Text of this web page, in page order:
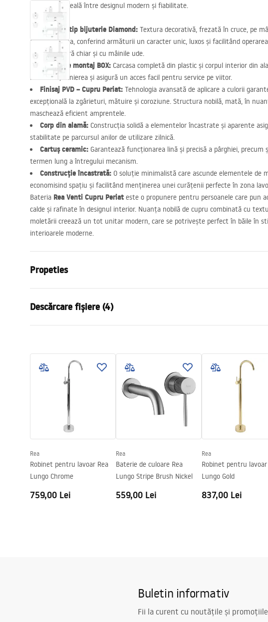
combinația ideală între designul modern și fiabilitate.
Moletare tip bijuterie Diamond: Textura decorativă, frezată în cruce, pe
atrage privirea, conferind armăturii un caracter unic, luxos și facilitând
prindere sigură chiar și cu mâinile ude.
Sistem de montaj BOX: Carcasa completă din plastic și corpul interior din
instalarea, alinierea și asigură un acces facil pentru service pe viitor.
Finisaj PVD – Cupru Periat: Tehnologia avansată de aplicare a culorii
excepțională la zgârieturi, mătuire și coroziune. Structura nobilă, mată, în
maschează eficient amprentele.
Corp din alamă: Construcția solidă a elementelor încastrate și aparente
stabilitate pe parcursul anilor de utilizare zilnică.
Cartuș ceramic: Garantează funcționarea lină și precisă a pârghiei, precum
termen lung a întregului mecanism.
Construcție încastrată: O soluție minimalistă care ascunde elementele de
economisind spațiu și facilitând menținerea unei curățenii perfecte în zona
Bateria Rea Venti Cupru Periat este o propunere pentru persoanele care pun
calde și rafinate în designul interior. Nuanța nobilă de cupru combinată cu
moletării creează un tot unitar modern, care se potrivește perfect în băile în
interioarele moderne.
Propeties
Metodă de montaj
Culoare
Cupru periat
Lungimea gurii
175
125
Tehnologia de acoperire
Diametru pentru conectare
Garantie
5 ani
Descărcare fișiere (4)
Faucet.pdf manual podt.pdf
Pielęgnacja
Pielęgnacja.pdf
Condiții de garanție
Faucets_-_5.pdf
Rea
Robinet pentru lavoar Rea
Lungo Chrome
759,00 Lei
Rea
Baterie de culoare Rea
Lungo Stripe Brush Nickel
559,00 Lei
Rea
Robinet pentru lavoar
Lungo Gold
837,00 Lei
Buletin informativ
Fii la curent cu noutățile și